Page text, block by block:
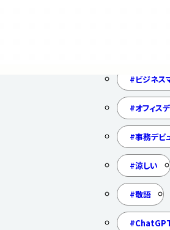
ビジネス
オフィス
事務デビ
涼しい
敬語